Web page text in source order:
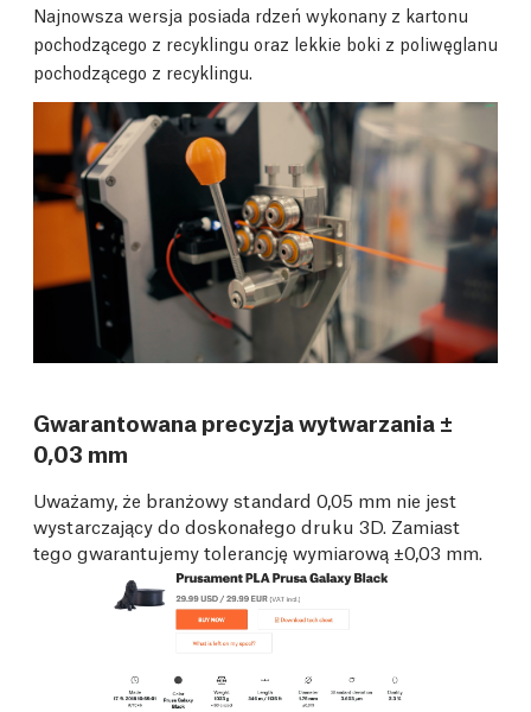
Najnowsza wersja posiada rdzeń wykonany z kartonu
pochodzącego z recyklingu oraz lekkie boki z poliwęglanu
pochodzącego z recyklingu.
Gwarantowana precyzja wytwarzania ±
0,03 mm
Uważamy, że branżowy standard 0,05 mm nie jest
wystarczający do doskonałego druku 3D. Zamiast
tego gwarantujemy tolerancję wymiarową ±0,03 mm.